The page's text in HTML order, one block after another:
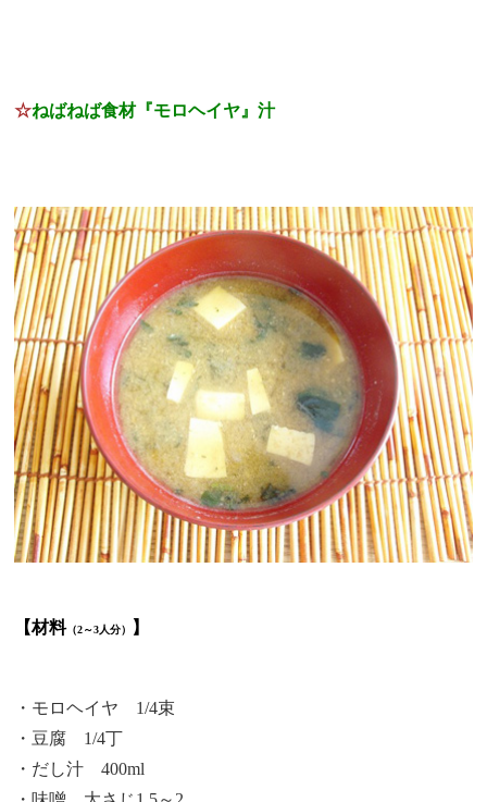
☆ねばねば食材『モロヘイヤ』汁
【材料（2～3人分） 】
・モロヘイヤ 1/4束
・豆腐 1/4丁
・だし汁 400ml